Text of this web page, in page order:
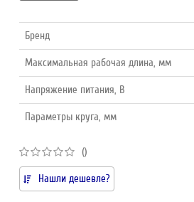
Бренд
Максимальная рабочая длина, мм
Напряжение питания, В
Параметры круга, мм
()
Нашли дешевле?